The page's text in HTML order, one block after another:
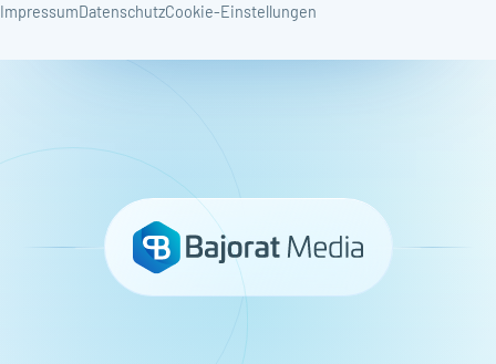
ImpressumDatenschutzCookie-Einstellungen